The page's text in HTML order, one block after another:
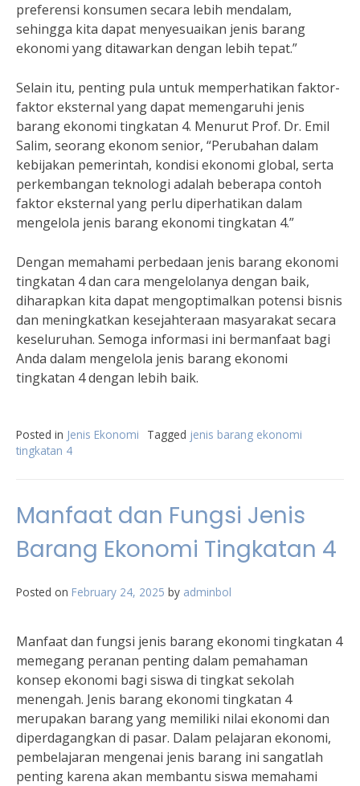
preferensi konsumen secara lebih mendalam,
sehingga kita dapat menyesuaikan jenis barang
ekonomi yang ditawarkan dengan lebih tepat.”
Selain itu, penting pula untuk memperhatikan faktor-
faktor eksternal yang dapat memengaruhi jenis
barang ekonomi tingkatan 4. Menurut Prof. Dr. Emil
Salim, seorang ekonom senior, “Perubahan dalam
kebijakan pemerintah, kondisi ekonomi global, serta
perkembangan teknologi adalah beberapa contoh
faktor eksternal yang perlu diperhatikan dalam
mengelola jenis barang ekonomi tingkatan 4.”
Dengan memahami perbedaan jenis barang ekonomi
tingkatan 4 dan cara mengelolanya dengan baik,
diharapkan kita dapat mengoptimalkan potensi bisnis
dan meningkatkan kesejahteraan masyarakat secara
keseluruhan. Semoga informasi ini bermanfaat bagi
Anda dalam mengelola jenis barang ekonomi
tingkatan 4 dengan lebih baik.
Posted in Jenis Ekonomi Tagged jenis barang ekonomi
tingkatan 4
Manfaat dan Fungsi Jenis
Barang Ekonomi Tingkatan 4
Posted on February 24, 2025 by adminbol
Manfaat dan fungsi jenis barang ekonomi tingkatan 4
memegang peranan penting dalam pemahaman
konsep ekonomi bagi siswa di tingkat sekolah
menengah. Jenis barang ekonomi tingkatan 4
merupakan barang yang memiliki nilai ekonomi dan
diperdagangkan di pasar. Dalam pelajaran ekonomi,
pembelajaran mengenai jenis barang ini sangatlah
penting karena akan membantu siswa memahami